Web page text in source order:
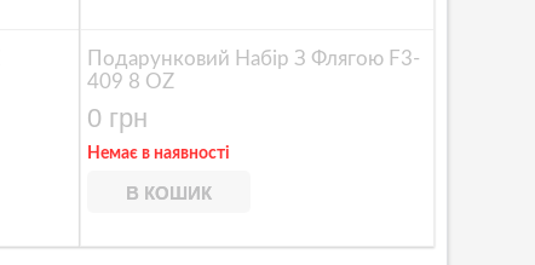
Подарунковий Набір З Флягою F3-
409 8 OZ
0 грн
Немає в наявності
В КОШИК